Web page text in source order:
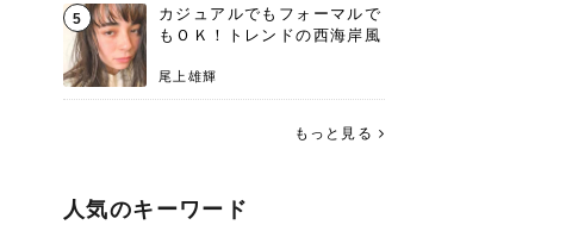
5
カジュアルでもフォーマルで
もＯＫ！トレンドの西海岸風
尾上雄輝
もっと見る
人気のキーワード